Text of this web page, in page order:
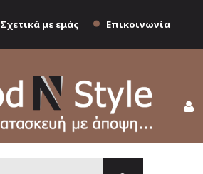
Σχετικά με εμάς Επικοινωνία